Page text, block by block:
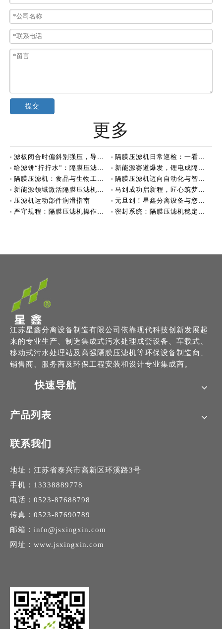
提交
更多
滤板闭合时偏斜别强压，导向杆和拉板机构需要检查
隔膜压滤机日常巡检：一看二听三摸的实操方法
给滤饼“拧拧水”：隔膜压滤机到底强在哪？
新能源赛道爆发，锂电成隔膜压滤机核心增长
隔膜压滤机：食品与生物工程脱水的好帮手
隔膜压滤机迈向自动化与智能化新阶段
新能源领域激活隔膜压滤机增长新动能
马到成功启新程，匠心筑梦创未来！
压滤机运动部件润滑指南
元旦到！星鑫分离设备与您共赴新美好
严守规程：隔膜压滤机操作的逻辑
密封系统：隔膜压滤机稳定运行的“生命线”
江苏星鑫分离设备制造有限公司依靠现代科技创新发展起
来的专业生产、制造集成式污水处理成套设备、车载式、
移动式污水处理站及高强隔膜压滤机等环保设备制造商、
销售商、服务商及环保工程安装和设计专业集成商。
快速导航
产品列表
联系我们
地址：江苏省泰兴市高新区环溪路3号
手机：13338889778
电话：0523-87688798
传真：0523-87690789
邮箱： info@jsxingxin.com
网址： www.jsxingxin.com